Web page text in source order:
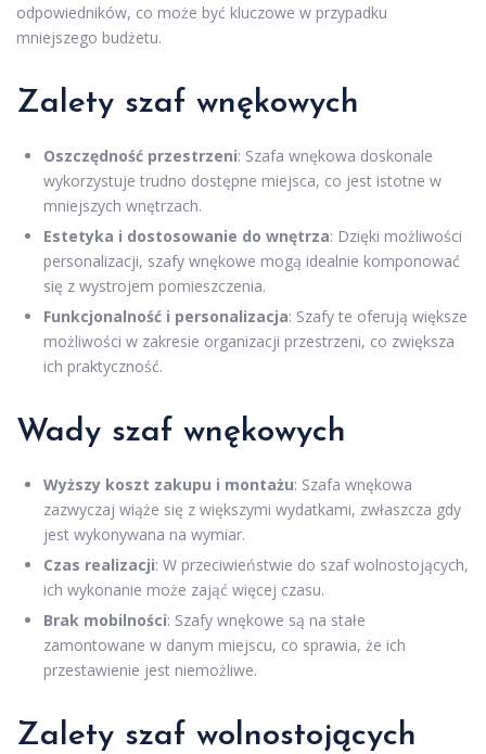
odpowiedników, co może być kluczowe w przypadku
mniejszego budżetu.
Zalety szaf wnękowych
Oszczędność przestrzeni: Szafa wnękowa doskonale
wykorzystuje trudno dostępne miejsca, co jest istotne w
mniejszych wnętrzach.
Estetyka i dostosowanie do wnętrza: Dzięki możliwości
personalizacji, szafy wnękowe mogą idealnie komponować
się z wystrojem pomieszczenia.
Funkcjonalność i personalizacja: Szafy te oferują większe
możliwości w zakresie organizacji przestrzeni, co zwiększa
ich praktyczność.
Wady szaf wnękowych
Wyższy koszt zakupu i montażu: Szafa wnękowa
zazwyczaj wiąże się z większymi wydatkami, zwłaszcza gdy
jest wykonywana na wymiar.
Czas realizacji: W przeciwieństwie do szaf wolnostojących,
ich wykonanie może zająć więcej czasu.
Brak mobilności: Szafy wnękowe są na stałe
zamontowane w danym miejscu, co sprawia, że ich
przestawienie jest niemożliwe.
Zalety szaf wolnostojących